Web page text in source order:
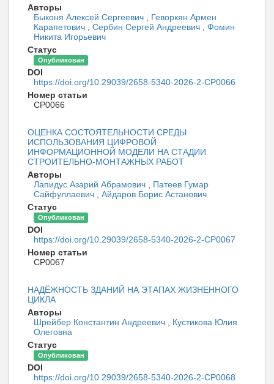
Авторы
Быконя Алексей Сергеевич
Геворкян Армен
Карапетович
Сербин Сергей Андреевич
Фомин
Никита Игорьевич
Статус
Опубликован
DOI
https://doi.org/10.29039/2658-5340-2026-2-CP0066
Номер статьи
CP0066
ОЦЕНКА СОСТОЯТЕЛЬНОСТИ СРЕДЫ
ИСПОЛЬЗОВАНИЯ ЦИФРОВОЙ
ИНФОРМАЦИОННОЙ МОДЕЛИ НА СТАДИИ
СТРОИТЕЛЬНО-МОНТАЖНЫХ РАБОТ
Авторы
Лапидус Азарий Абрамович
Патеев Гумар
Сайфуллаевич
Айдаров Борис Астанович
Статус
Опубликован
DOI
https://doi.org/10.29039/2658-5340-2026-2-CP0067
Номер статьи
CP0067
НАДЁЖНОСТЬ ЗДАНИЙ НА ЭТАПАХ ЖИЗНЕННОГО
ЦИКЛА
Авторы
Шрейбер Константин Андреевич
Кустикова Юлия
Олеговна
Статус
Опубликован
DOI
https://doi.org/10.29039/2658-5340-2026-2-CP0068